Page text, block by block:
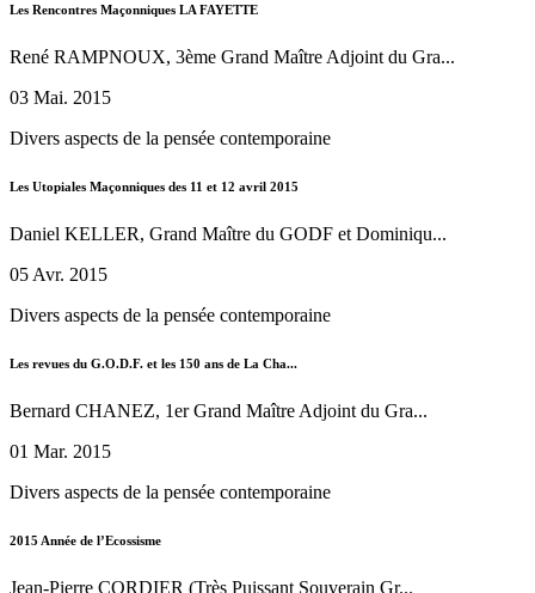
Les Rencontres Maçonniques LA FAYETTE
René RAMPNOUX, 3ème Grand Maître Adjoint du Gra...
03 Mai. 2015
Divers aspects de la pensée contemporaine
Les Utopiales Maçonniques des 11 et 12 avril 2015
Daniel KELLER, Grand Maître du GODF et Dominiqu...
05 Avr. 2015
Divers aspects de la pensée contemporaine
Les revues du G.O.D.F. et les 150 ans de La Cha...
Bernard CHANEZ, 1er Grand Maître Adjoint du Gra...
01 Mar. 2015
Divers aspects de la pensée contemporaine
2015 Année de l’Ecossisme
Jean-Pierre CORDIER (Très Puissant Souverain Gr...